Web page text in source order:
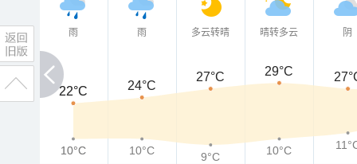
雨 雨 多云转晴 晴转多云 阴
22°C
22°C 24°C
27°C 29°C
10°C
10°C 10°C 9°C 10°C